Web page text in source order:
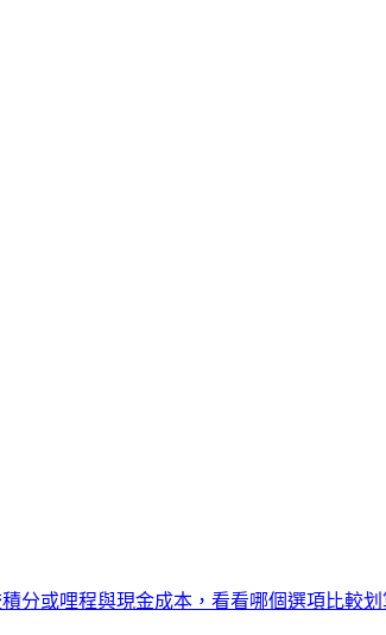
分或哩程與現金成本，看看哪個選項比較划